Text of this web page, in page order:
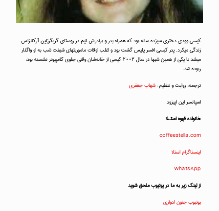
کیسی وودی دختری سیزده ساله بود که همراه پدر و برادرش تیم در روستای گریگرزلین آرکانزاس
زندگی میکرد. پدر کیسی افسر پلیس گشت بود و اغلب اوقات ماموریتهای شیفت شب به او واگذار
میشد تا یکی از همین شبها در سال ۲۰۰۲ کیسی از خانه‌شان وقتی جلوی کامپیوتر نشسته بود،
ربوده شد.
ترجمه، روایت و تنظیم :شهاب جعفری
اسپانسر این اپیزود :
خانواده قهوه استـلا
coffeestella.com
اینستاگرام استلا
WhatsApp
از لینک زیر به ما در یوتیوب ملحق شوید
یوتیوب جنون ادواری